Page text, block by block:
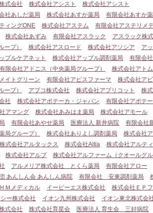
式会社 株式会社アシスト
株式会社アシスト
社あしだ薬局 株式会社あすか薬局
有限会社あすか
ィングONE 株式会社アステム
有限会社アステリメ
株式会社あずみ 有限会社アスラック
アスラック株
ープ）
株式会社アスロード 株式会社アソシア
ア
プルケアネット 株式会社アップル調剤薬局
有限会
有限会社アドニス（中央薬局グループ）
株式会社アト
イトグリーン 有限会社アピスファーマ
株式会社ア
ープ）
アプコ株式会社 株式会社アプリコット
株
社 株式会社アポテーカ・ジャパン
有限会社アポテ
アマング 株式会社あみはま薬局 株式会社アモール
有限会社あやせ薬局 医療法人 新井病院
有限会社
局グループ） 株式会社ありよし調剤薬局
株式会社
株式会社アルタックス 株式会社Altia
株式会社アルテ
株式会社アルプ
株式会社アルファーム（クオールグル
アルメリア株式会社 とくら薬局
有限会社アロー
あんしん会 あんしん病院 有限会社 安東調剤薬局
Ｍメディカル イーピーエス株式会社
株式会社ＥＰ
ー株式会社 イオン九州株式会社
イオン東北株式会
式会社 株式会社育星会
医療法人 育生会 三好病院